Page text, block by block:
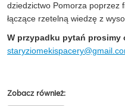
dziedzictwo Pomorza poprzez
łączące rzetelną wiedzę z
W przypadku pytań prosimy
Zobacz również: